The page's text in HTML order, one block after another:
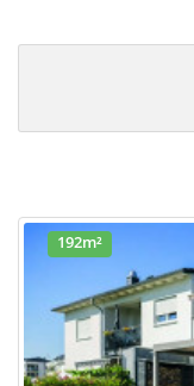
192m²